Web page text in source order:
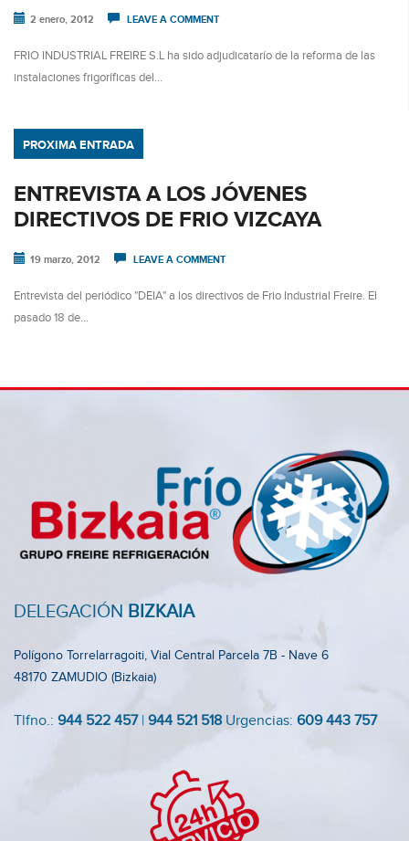
2 enero, 2012 LEAVE A COMMENT
FRIO INDUSTRIAL FREIRE S.L ha sido adjudicatarío de la reforma de las
instalaciones frigoríficas del…
PROXIMA ENTRADA
ENTREVISTA A LOS JÓVENES
DIRECTIVOS DE FRIO VIZCAYA
19 marzo, 2012 LEAVE A COMMENT
Entrevista del periódico "DEIA" a los directivos de Frio Industrial Freire. El
pasado 18 de…
DELEGACIÓN BIZKAIA
Polígono Torrelarragoiti, Vial Central Parcela 7B - Nave 6
48170 ZAMUDIO (Bizkaia)
Tlfno.: 944 522 457 | 944 521 518 Urgencias: 609 443 757